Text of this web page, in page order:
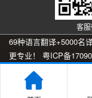
客
69种语言翻译+5000名
更专业！ 粤ICP备